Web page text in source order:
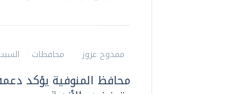
ممدوح عزوز محافظات السبت، 08 اغسطس
محافظ المنوفية يؤكد